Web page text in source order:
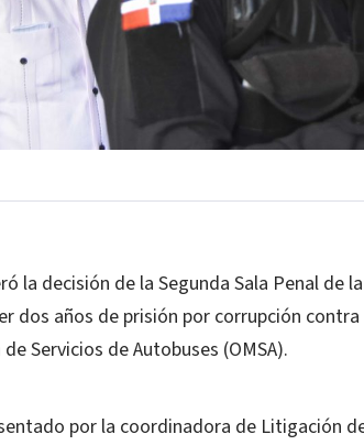
la decisión de la Segunda Sala Penal de
dos años de prisión por corrupción
Servicios de Autobuses (OMSA).
por la coordinadora de Litigación